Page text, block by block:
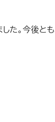
た。今後と